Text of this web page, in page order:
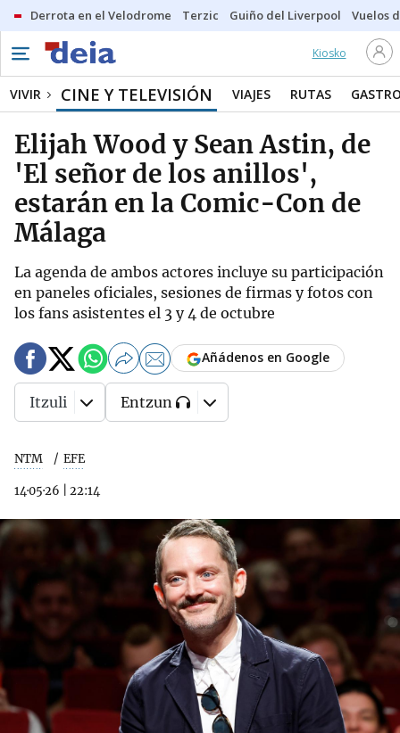
Derrota en el Velodrome Terzic Guiño del Liverpool Vuelos
Kiosko
VIVIR CINE Y TELEVISIÓN VIAJES RUTAS
Elijah Wood y Sean Astin, de
'El señor de los anillos',
estarán en la Comic-Con de
Málaga
La agenda de ambos actores incluye su participación
en paneles oficiales, sesiones de firmas y fotos con
los fans asistentes el 3 y 4 de octubre
NTM EFE
14·05·26 22:14
Añádenos en Google
Itzuli Entzun